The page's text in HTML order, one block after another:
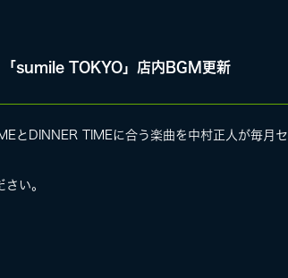
sumile TOKYO」店内BGM更新
DINNER TIMEに合う楽曲を中村正人が毎月セ
い。